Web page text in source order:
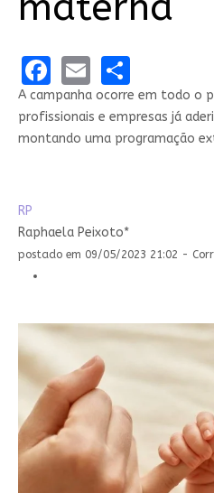
Facebook
EmailShare
A campanha ocorre em todo o
profissionais e empresas já
montando uma programação
RP
Raphaela Peixoto*
postado em 09/05/2023 21:02 -